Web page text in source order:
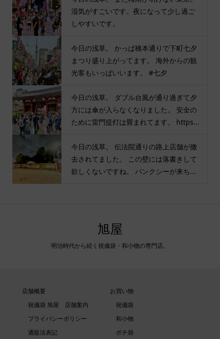
湿気がすごいです。夜になって少し過ご
しやすいです。
今日の浅草。 かっぱ橋本通りで下町七夕
まつり盛り上がってます。 海外からの観
光客もいっぱいいます。 #七夕
今日の浅草。 ダブル台風が通り過ぎて夕
方には傘が入らなくなりました。 安全の
ために雷門提灯は畳まれてます。 https...
今日の浅草。 伝法院通りの路上店舗が撤
去されてました。 この壁には落書きして
欲しくないですね。 バンクシーが来ち...
旭屋
明治時代から続く祝儀袋・和小物の専門店。
店舗概要
祝儀袋 旭屋 店舗案内
プライバシーポリシー
通販法表記
お買い物
祝儀袋
和小物
ポチ袋